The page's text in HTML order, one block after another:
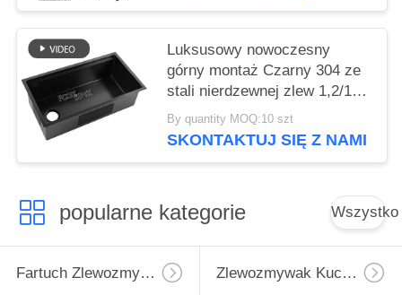
Luksusowy nowoczesny
górny montaż Czarny 304 ze
stali nierdzewnej zlew 1,2/1,5
mm grubość Ręcznie
wykonany Ledge Kuchnia
akcesoriami
By quantity MOQ:10 szt
SKONTAKTUJ SIĘ Z NAMI
popularne kategorie Wszystko
Fartuch Zlewozmywak Ze Stali Nierdzewnej Zlewozmywak Kuchenny Ze Stali Nierdzewnej